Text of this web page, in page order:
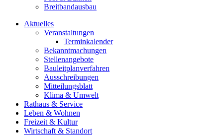
Breitbandausbau
Aktuelles
Veranstaltungen
Terminkalender
Bekanntmachungen
Stellenangebote
Bauleitplanverfahren
Ausschreibungen
Mitteilungsblatt
Klima & Umwelt
Rathaus & Service
Leben & Wohnen
Freizeit & Kultur
Wirtschaft & Standort